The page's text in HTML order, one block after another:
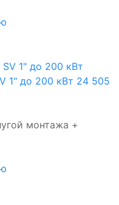
1" до 200 кВт 24 505
монтажа +